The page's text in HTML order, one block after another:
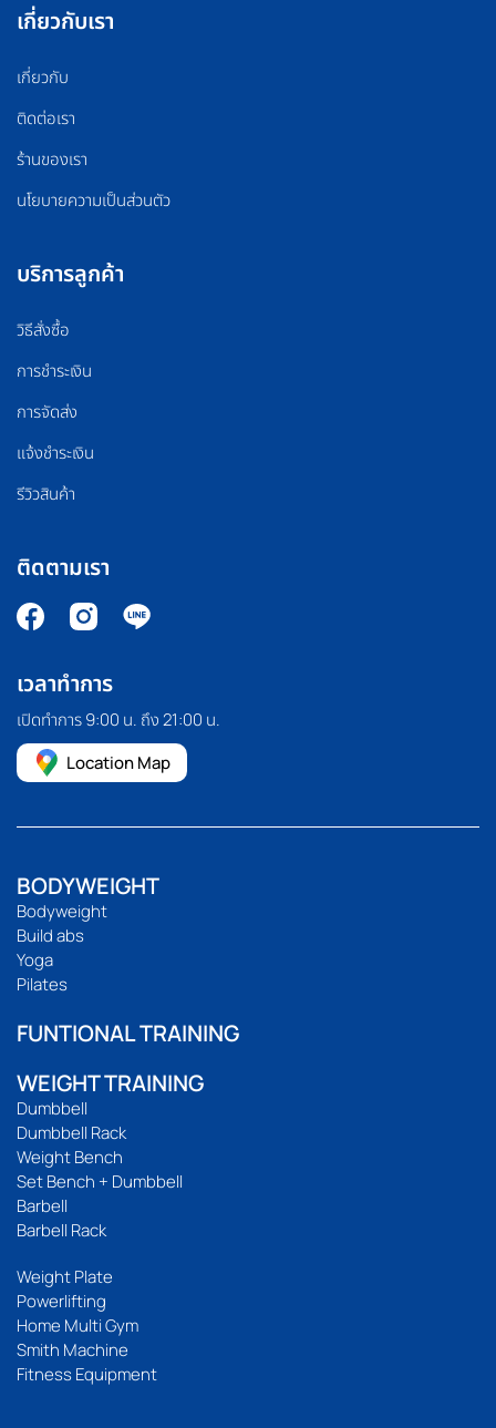
เกี่ยวกับเรา
เกี่ยวกับ
ติดต่อเรา
ร้านของเรา
นโยบายความเป็นส่วนตัว
บริการลูกค้า
วิธีสั่งซื้อ
การชำระเงิน
การจัดส่ง
แจ้งชำระเงิน
รีวิวสินค้า
ติดตามเรา
เวลาทำการ
เปิดทำการ 9:00 น. ถึง 21:00 น.
Location Map
BODYWEIGHT
Bodyweight
Build abs
Yoga
Pilates
FUNTIONAL TRAINING
WEIGHT TRAINING
Dumbbell
Dumbbell Rack
Weight Bench
Set Bench + Dumbbell
Barbell
Barbell Rack
Weight Plate
Powerlifting
Home Multi Gym
Smith Machine
Fitness Equipment